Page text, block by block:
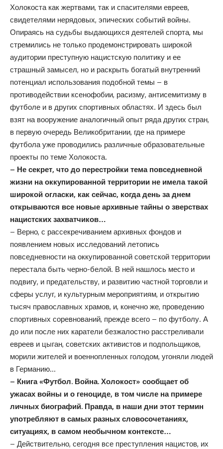
Холокоста как жертвами, так и спасителями евреев,
свидетелями нерядовых, эпических событий войны.
Опираясь на судьбы выдающихся деятелей спорта, мы
стремились не только продемонстрировать широкой
аудитории преступную нацистскую политику и ее
страшный замысел, но и раскрыть богатый внутренний
потенциал использования подобной темы – в
противодействии ксенофобии, расизму, антисемитизму в
футболе и в других спортивных областях. И здесь был
взят на вооружение аналогичный опыт ряда других стран,
в первую очередь Великобритании, где на примере
футбола уже проводились различные образовательные
проекты по теме Холокоста.
– Не секрет, что до перестройки тема повседневной
жизни на оккупированной территории не имела такой
широкой огласки, как сейчас, когда день за днем
открываются все новые архивные тайны о зверствах
нацистских захватчиков…
– Верно, с рассекречиванием архивных фондов и
появлением новых исследований летопись
повседневности на оккупированной советской территории
перестала быть черно-белой. В ней нашлось место и
подвигу, и предательству, и развитию частной торговли и
сферы услуг, и культурным мероприятиям, и открытию
тысяч православных храмов, и, конечно же, проведению
спортивных соревнований, прежде всего – по футболу. А
до или после них каратели безжалостно расстреливали
евреев и цыган, советских активистов и подпольщиков,
морили жителей и военнопленных голодом, угоняли людей
в Германию…
– Книга «Футбол. Война. Холокост» сообщает об
ужасах войны и о геноциде, в том числе на примере
личных биографий. Правда, в наши дни этот термин
употребляют в самых разных словосочетаниях,
ситуациях, в самом необычном контексте…
– Действительно, сегодня все преступления нацистов, их